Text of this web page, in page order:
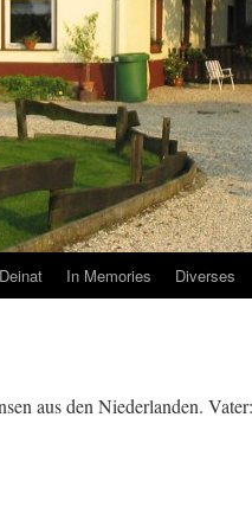
In Memories Diverses
aus den Niederlanden.